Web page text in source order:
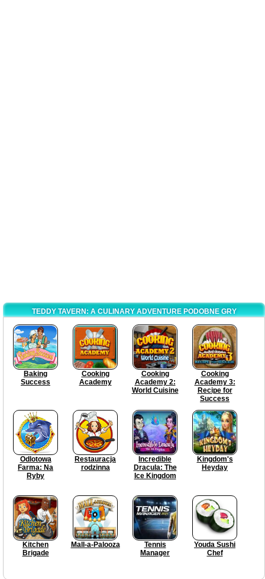
TEDDY TAVERN: A CULINARY ADVENTURE PODOBNE GRY
Baking
Success
Cooking
Academy
Cooking
Academy 2:
World Cuisine
Cooking
Academy 3:
Recipe for
Success
Odlotowa
Farma: Na
Ryby
Restauracja
rodzinna
Incredible
Dracula: The
Ice Kingdom
Kingdom's
Heyday
Kitchen
Brigade
Mall-a-Palooza
Tennis
Manager
Youda Sushi
Chef